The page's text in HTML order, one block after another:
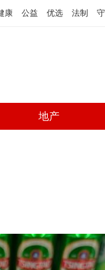
康 公益 优选 法制
地产